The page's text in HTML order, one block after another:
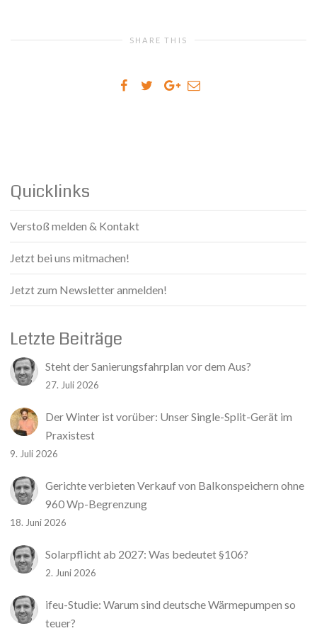
SHARE THIS
Quicklinks
Verstoß melden & Kontakt
Jetzt bei uns mitmachen!
Jetzt zum Newsletter anmelden!
Letzte Beiträge
Steht der Sanierungsfahrplan vor dem Aus?
27. Juli 2026
Der Winter ist vorüber: Unser Single-Split-Gerät im
Praxistest
9. Juli 2026
Gerichte verbieten Verkauf von Balkonspeichern ohne
960 Wp-Begrenzung
18. Juni 2026
Solarpflicht ab 2027: Was bedeutet §106?
2. Juni 2026
ifeu-Studie: Warum sind deutsche Wärmepumpen so
teuer?